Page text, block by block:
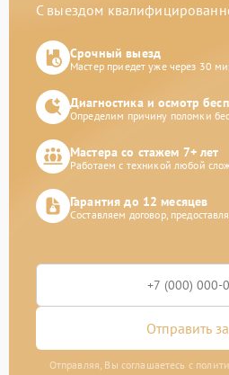
С выездом
Срочный выезд
Мастер приедет уже через 30
Диагностика и осмотр
Определим причину поломки
Мастера со стажем 7+ лет
Работаем с техникой любой
Гарантия до 12 месяцев
Составляем договор,
Отправить
Отправляя, Вы соглашаетесь с